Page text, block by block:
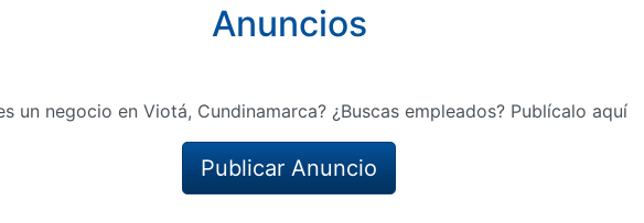
Anuncios
un negocio en Viotá, Cundinamarca? ¿Buscas empleados? Publícalo aquí
Publicar Anuncio